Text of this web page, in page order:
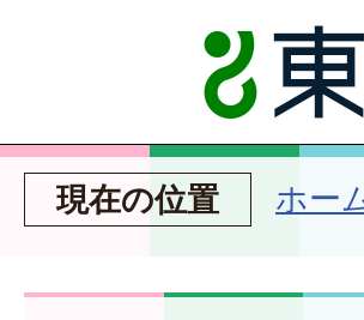
現在の位置 ホー